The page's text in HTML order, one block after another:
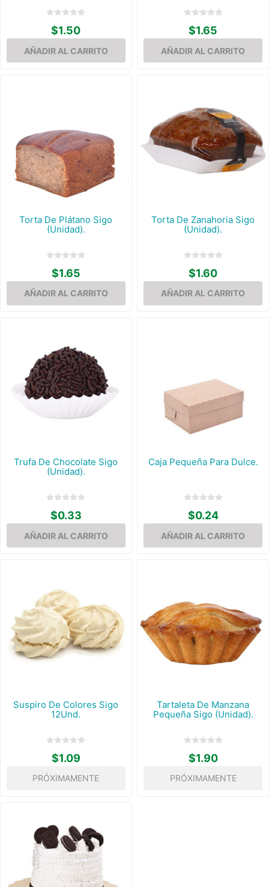
$1.50 $1.65
Torta De Plátano Sigo
(Unidad).
$1.65
Torta De Zanahoria Sigo
(Unidad).
$1.60
Trufa De Chocolate Sigo
(Unidad).
$0.33
Caja Pequeña Para Dulce.
$0.24
Suspiro De Colores Sigo
12Und.
$1.09
PRÓXIMAMENTE
Tartaleta De Manzana
Pequeña Sigo (Unidad).
$1.90
PRÓXIMAMENTE